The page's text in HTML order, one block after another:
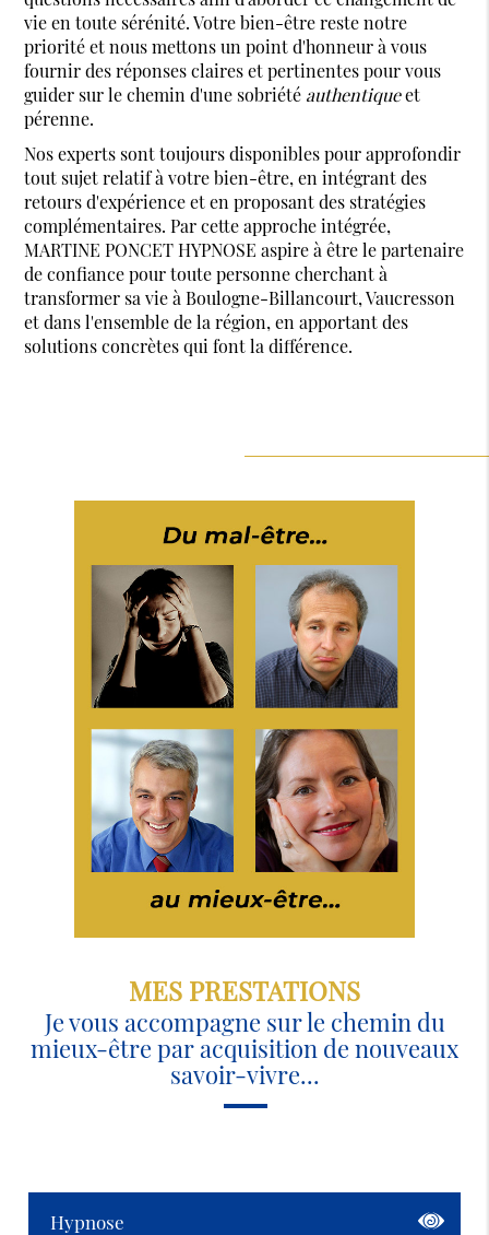
vie en toute sérénité. Votre bien-être reste notre
priorité et nous mettons un point d'honneur à vous
fournir des réponses claires et pertinentes pour vous
guider sur le chemin d'une sobriété authentiqueet
pérenne.
Nos experts sont toujours disponibles pour approfondir
tout sujet relatif à votre bien-être, en intégrant des
retours d'expérience et en proposant des stratégies
complémentaires. Par cette approche intégrée,
MARTINE PONCET HYPNOSE aspire à être le partenaire
de confiance pour toute personne cherchant à
transformer sa vie à Boulogne-Billancourt, Vaucresson
et dans l'ensemble de la région, en apportant des
solutions concrètes qui font la différence.
MES PRESTATIONS
Je vous accompagne sur le chemin du
mieux-être par acquisition de nouveaux
savoir-vivre...
Hypnose